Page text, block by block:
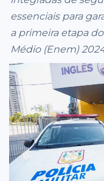
essenciais para
a primeira etapa
Médio (Enem)